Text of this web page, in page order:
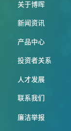
关于博晖
新闻资讯
产品中心
投资者关系
人才发展
联系我们
廉洁举报